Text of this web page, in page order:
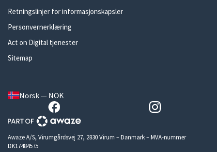
Retningslinjer for informasjonskapsler
Personvernerklæring
Act on Digital tjenester
Sitemap
Norsk — NOK
Awaze A/S, Virumgårdsvej 27, 2830 Virum – Danmark – MVA-nummer
DK17484575